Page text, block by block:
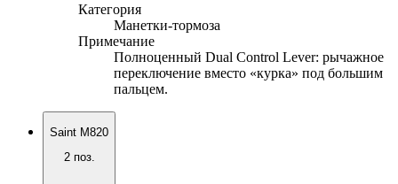
Категория
Манетки-тормоза
Примечание
Полноценный Dual Control Lever: рычажное
переключение вместо «курка» под большим
пальцем.
Saint M820
2поз.